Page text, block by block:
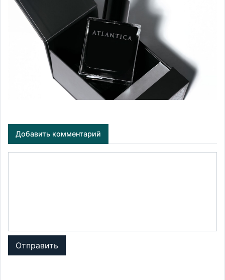
Добавить комментарий
Отправить